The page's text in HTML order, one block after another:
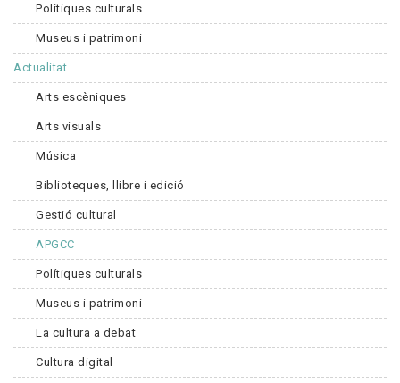
Polítiques culturals
Museus i patrimoni
Actualitat
Arts escèniques
Arts visuals
Música
Biblioteques, llibre i edició
Gestió cultural
APGCC
Polítiques culturals
Museus i patrimoni
La cultura a debat
Cultura digital